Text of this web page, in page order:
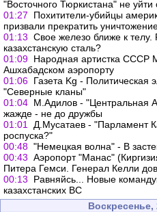
"Восточного Тюркистана" не уйти
01:27
Похитители-убийцы
призвали прекратить
01:13 Свое железо ближе к телу.
казахстанскую сталь?
01:09 Народная артистка СССР
Ашхабадском аэропорту
01:06 Газета Kg - Политическая
"Северные кланы"
01:04 М.Адилов - "Центральная
жажде - не до дружбы
01:01
Д.Мусатаев - "Парламент
роспуска?"
00:48 "Немецкая волна" - В
00:43 Аэропорт "Манас"
Питера Гемси. Генерал Келли
00:13
Равняйсь... Новые
казахстанских ВС
Воскресенье,